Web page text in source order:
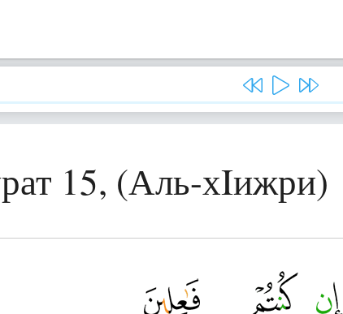
15, (Аль-хIижри)